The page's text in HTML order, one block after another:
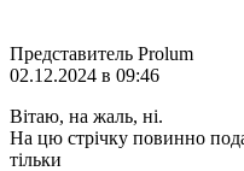
Представитель Prolum
02.12.2024 в 09:46
Вітаю, на жаль, ні.
На цю стрічку повинно
тільки